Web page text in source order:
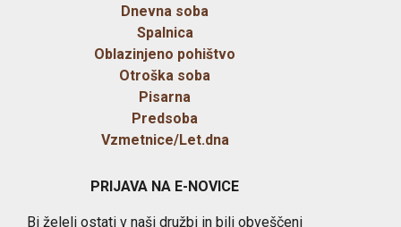
Dnevna soba
Spalnica
Oblazinjeno pohištvo
Otroška soba
Pisarna
Predsoba
Vzmetnice/Let.dna
PRIJAVA NA E-NOVICE
Bi želeli ostati v naši družbi in bili obveščeni